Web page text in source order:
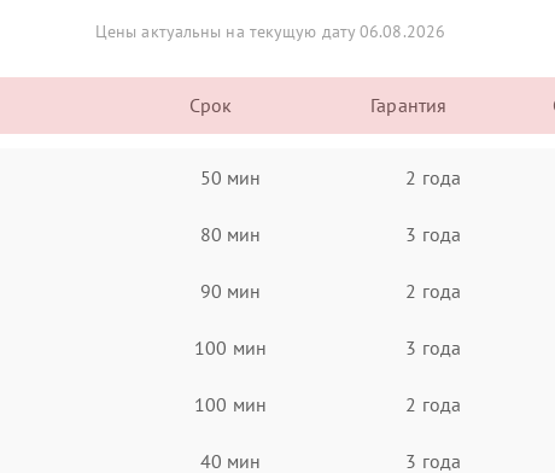
Цены актуальны на текущую дату 06.08.2026
Срок Гарантия
50 мин 2 года
80 мин 3 года
90 мин 2 года
100 мин 3 года
100 мин 2 года
40 мин 3 года